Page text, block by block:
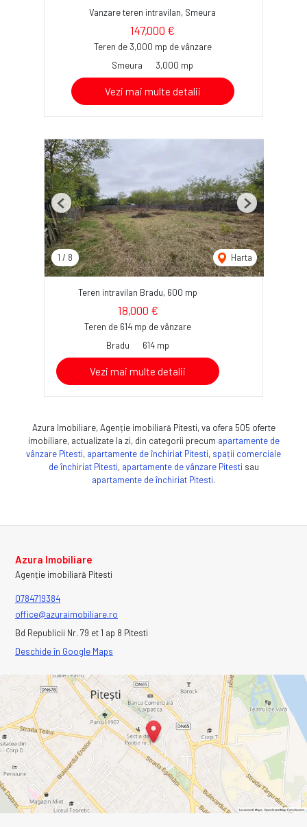
Vanzare teren intravilan, Smeura
147,000 €
Teren de 3,000 mp de vânzare
Smeura
3,000 mp
Vezi mai multe detalii
1 / 8 Harta
Previous Next
Teren intravilan Bradu, 600 mp
18,000 €
Teren de 614 mp de vânzare
Bradu
614 mp
Vezi mai multe detalii
Azura Imobiliare, Agenție imobiliară Pitesti, va ofera 505 oferte
imobiliare, actualizate la zi, din categorii precum apartamente de
vânzare Pitesti, apartamente de închiriat Pitesti, spații comerciale
de închiriat Pitesti, apartamente de vânzare Pitesti sau
apartamente de închiriat Pitesti.
Azura Imobiliare
Agenție imobiliară Pitesti
0784719384
office@azuraimobiliare.ro
Bd Republicii Nr. 79 et 1 ap 8 Pitesti
Deschide în Google Maps